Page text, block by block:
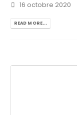
16 octobre 2020
READ MORE...